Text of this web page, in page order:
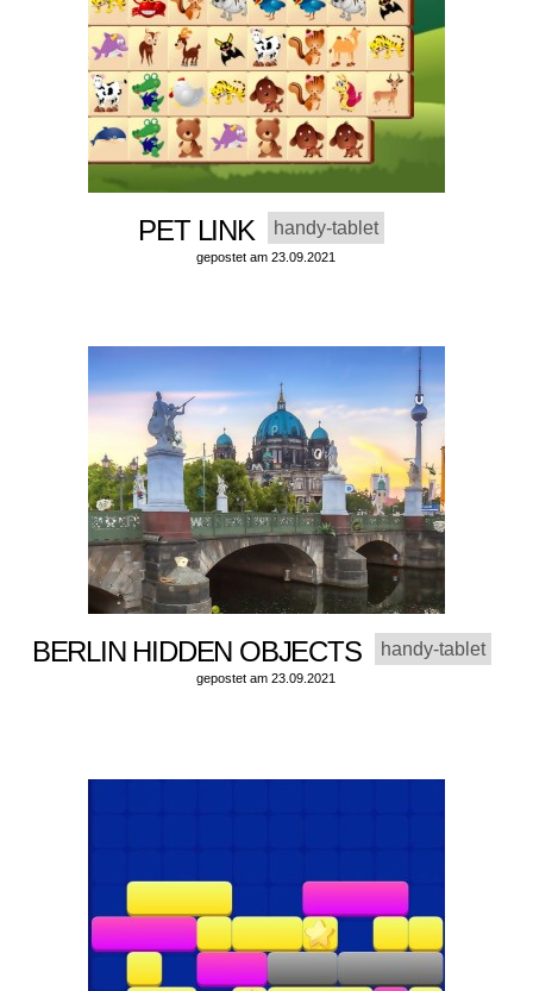
PET LINK handy-tablet
gepostet am 23.09.2021
BERLIN HIDDEN OBJECTS handy-tablet
gepostet am 23.09.2021